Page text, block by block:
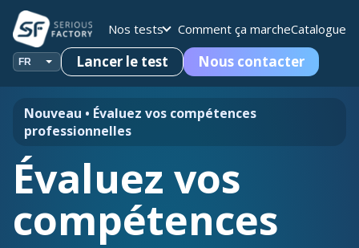
Nos tests Comment ça marcheCatalogue
Lancer le test Nous contacter
Nouveau • Évaluez vos compétences
professionnelles
Évaluez vos
compétences